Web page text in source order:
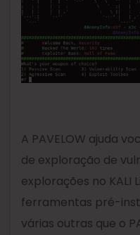
A PAVELOW ajuda
de exploração de
explorações no KALI
ferramentas pré-
várias outras que o